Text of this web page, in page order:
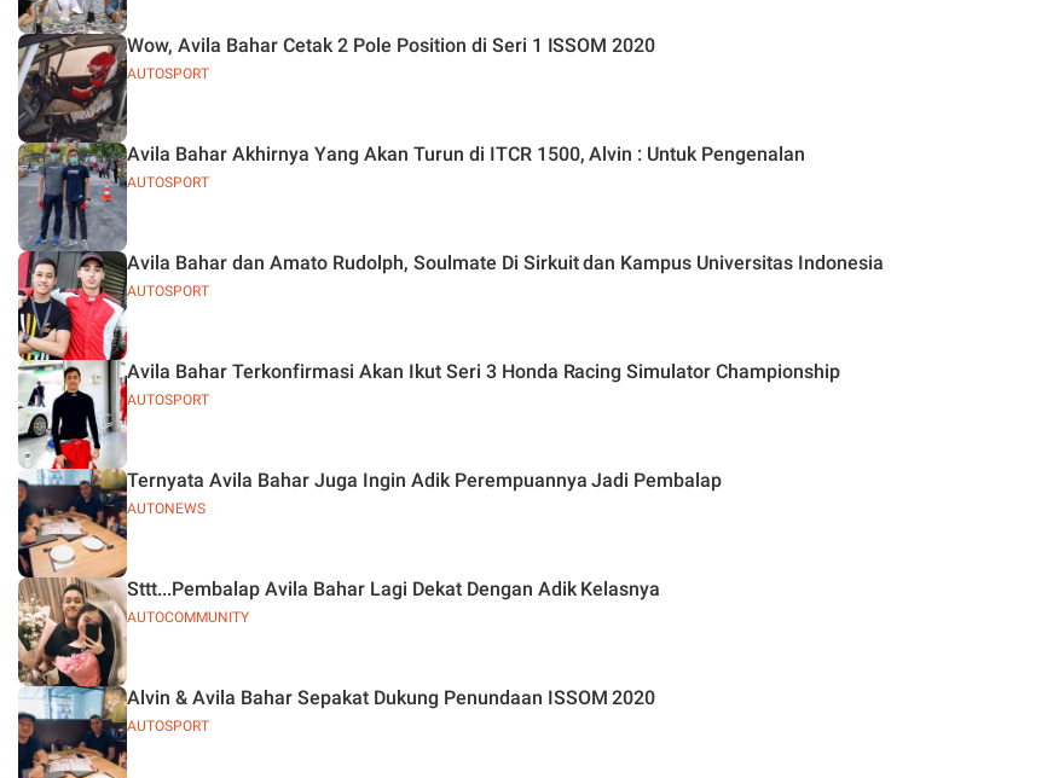
AUTOSPORT
Wow, Avila Bahar Cetak 2 Pole Position di Seri 1 ISSOM 2020
AUTOSPORT
Avila Bahar Akhirnya Yang Akan Turun di ITCR 1500, Alvin : Untuk Pengenalan
AUTOSPORT
Avila Bahar dan Amato Rudolph, Soulmate Di Sirkuit dan Kampus Universitas Indonesia
AUTOSPORT
Avila Bahar Terkonfirmasi Akan Ikut Seri 3 Honda Racing Simulator Championship
AUTONEWS
Ternyata Avila Bahar Juga Ingin Adik Perempuannya Jadi Pembalap
AUTOCOMMUNITY
Sttt...Pembalap Avila Bahar Lagi Dekat Dengan Adik Kelasnya
AUTOSPORT
Alvin & Avila Bahar Sepakat Dukung Penundaan ISSOM 2020